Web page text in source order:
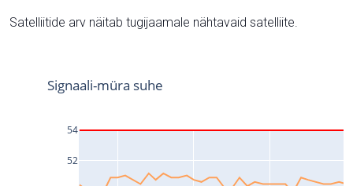
Satelliitide arv näitab tugijaamale nähtavaid satelliite.